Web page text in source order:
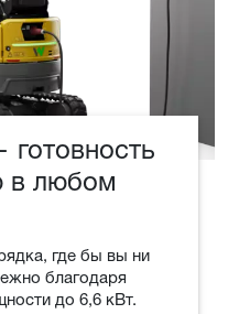
в любом
где бы вы ни
благодаря
до 6,6 кВт.